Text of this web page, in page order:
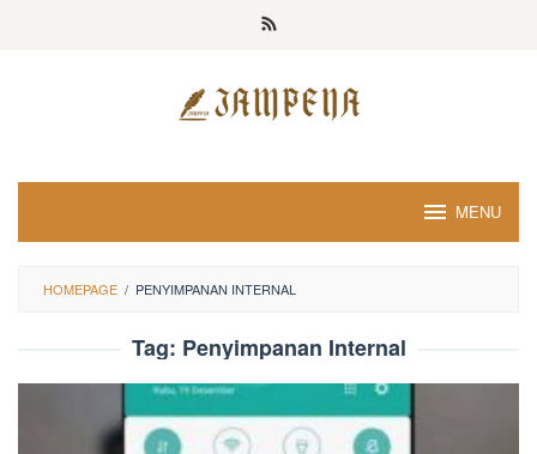
MENU
HOMEPAGE / PENYIMPANAN INTERNAL
Tag: Penyimpanan Internal